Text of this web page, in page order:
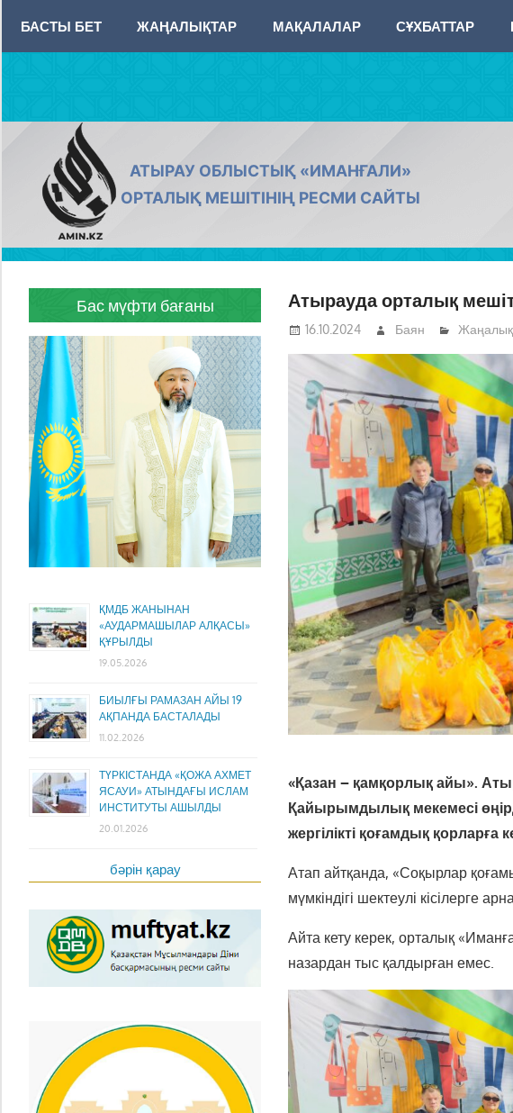
content
БАСТЫ БЕТ ЖАҢАЛЫҚТАР МАҚАЛАЛАР СҰХБАТТАР
AMIN.KZ
АТЫРАУ ОБЛЫСТЫҚ «ИМАНҒАЛИ»
ОРТАЛЫҚ МЕШІТІНІҢ РЕСМИ САЙТЫ
Атырауда орталық
16.10.2024 Баян
«Қазан – қамқорлық айы».
Қайырымдылық мекемесі
жергілікті қоғамдық қорларға
Атап айтқанда, «Соқырлар
мүмкіндігі шектеулі кісілерге
Айта кету керек, орталық
назардан тыс қалдырған емес.
Бас мүфти бағаны
ҚМДБ ЖАНЫНАН
«АУДАРМАШЫЛАР АЛҚАСЫ»
ҚҰРЫЛДЫ
19.05.2026
БИЫЛҒЫ РАМАЗАН АЙЫ 19
АҚПАНДА БАСТАЛАДЫ
11.02.2026
ТҮРКІСТАНДА «ҚОЖА АХМЕТ
ЯСАУИ» АТЫНДАҒЫ ИСЛАМ
ИНСТИТУТЫ АШЫЛДЫ
20.01.2026
бәрін қарау